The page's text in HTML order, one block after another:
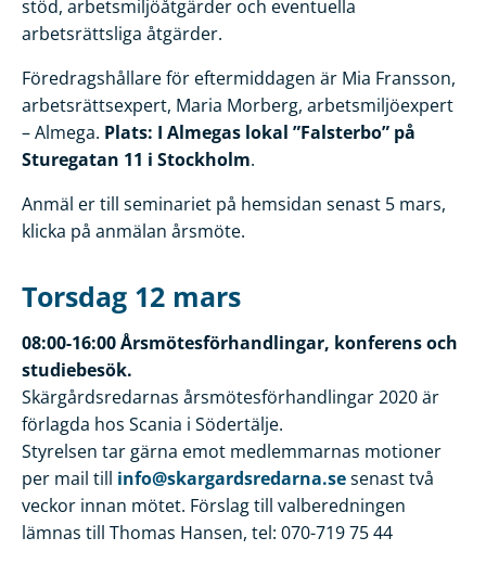
stöd, arbetsmiljöåtgärder och eventuella
arbetsrättsliga åtgärder.
Föredragshållare för eftermiddagen är Mia Fransson,
arbetsrättsexpert, Maria Morberg, arbetsmiljöexpert
– Almega. Plats: I Almegas lokal ”Falsterbo” på
Sturegatan 11 i Stockholm.
Anmäl er till seminariet på hemsidan senast 5 mars,
klicka på anmälan årsmöte.
Torsdag 12 mars
08:00-16:00 Årsmötesförhandlingar, konferens och
studiebesök.
Skärgårdsredarnas årsmötesförhandlingar 2020 är
förlagda hos Scania i Södertälje.
Styrelsen tar gärna emot medlemmarnas motioner
per mail till info@skargardsredarna.sesenast två
veckor innan mötet. Förslag till valberedningen
lämnas till Thomas Hansen, tel: 070-719 75 44